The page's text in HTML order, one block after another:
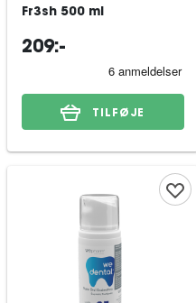
Fr3sh 500 ml
209:-
TILFØJE